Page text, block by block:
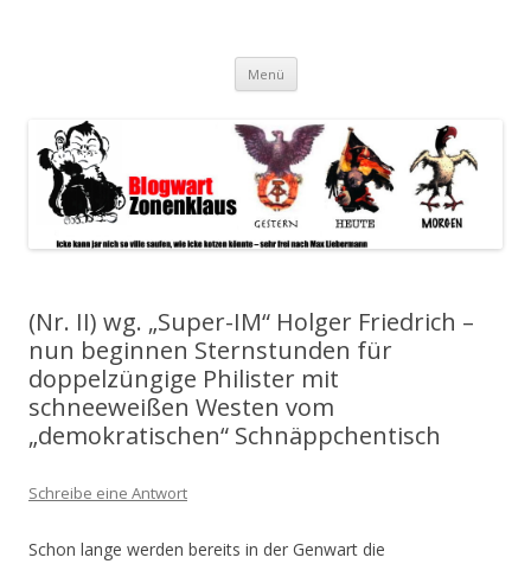
spiegeln im wesentlichen den Gesundheitszustand dieser unserer
Menü Zum
springen
(Nr. II) wg. „Super-IM“ Holger Friedrich –
nun beginnen Sternstunden für
doppelzüngige Philister mit
schneeweißen Westen vom
„demokratischen“ Schnäppchentisch
Schreibe eine Antwort
Schon lange werden bereits in der Genwart die